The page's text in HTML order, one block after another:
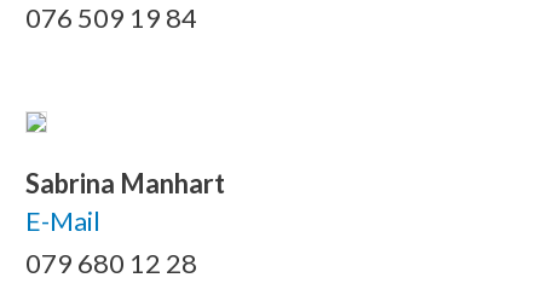
076 509 19 84
Sabrina Manhart
E-Mail
079 680 12 28